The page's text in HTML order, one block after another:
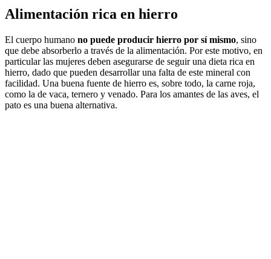
Alimentación rica en hierro
El cuerpo humano no puede producir hierro por sí mismo, sino
que debe absorberlo a través de la alimentación. Por este motivo, en
particular las mujeres deben asegurarse de seguir una dieta rica en
hierro, dado que pueden desarrollar una falta de este mineral con
facilidad. Una buena fuente de hierro es, sobre todo, la carne roja,
como la de vaca, ternero y venado. Para los amantes de las aves, el
pato es una buena alternativa.